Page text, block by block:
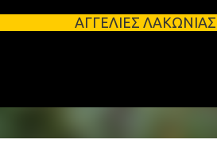
Μετάβαση στο κύριο
ΛΑΚΩΝΙΑΣ Φοιτητικά